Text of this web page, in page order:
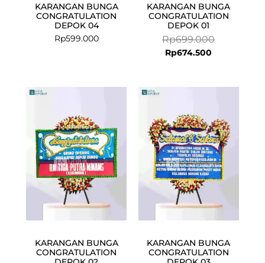
KARANGAN BUNGA
CONGRATULATION
DEPOK 04
Rp599.000
KARANGAN BUNGA
CONGRATULATION
DEPOK 01
Rp699.000
Rp674.500
KARANGAN BUNGA
CONGRATULATION
Rp599.000.
Rp575.000.
KARANGAN BUNGA
CONGRATULATION
was:
Rp950.000.
is:
Rp925.000.